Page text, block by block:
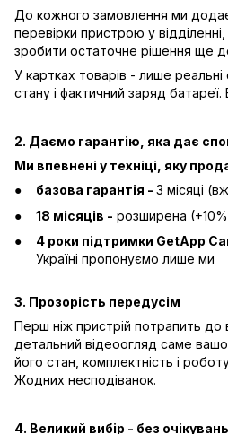
До кожного замовлення ми
перевірки пристрою у
зробити остаточне рішення ще
У картках товарів - лише
стану і фактичний заряд батареї.
2. Даємо гарантію, яка дає
Ми впевнені у техніці, яку
базова гарантія - 3 місяці
18 місяців - розширена
4 роки підтримки GetApp
Україні пропонуємо лише ми
3. Прозорість передусім
Перш ніж пристрій потрапить до
детальний відеоогляд саме
його стан, комплектність і
Жодних несподіванок.
4. Великий вибір - без очікувань